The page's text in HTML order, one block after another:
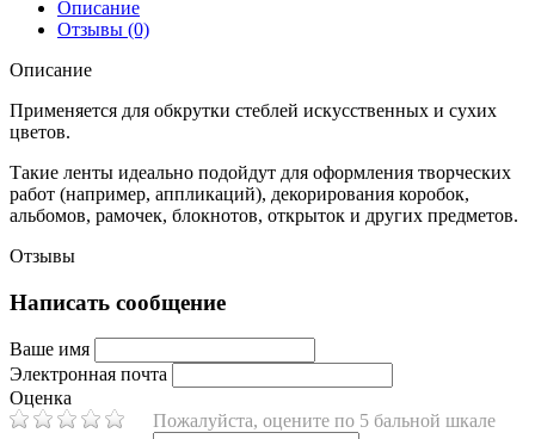
Описание
Отзывы (0)
Описание
Применяется для обкрутки стеблей искусственных и сухих
цветов.
Такие ленты идеально подойдут для оформления творческих
работ (например, аппликаций), декорирования коробок,
альбомов, рамочек, блокнотов, открыток и других предметов.
Отзывы
Написать сообщение
Ваше имя
Электронная почта
Оценка
Пожалуйста, оцените по 5 бальной шкале